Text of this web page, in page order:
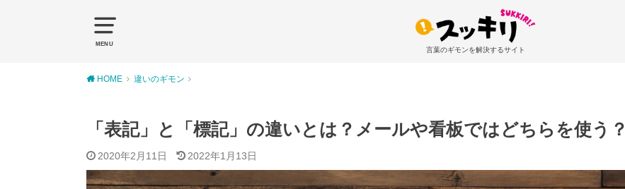
MENU
言葉のギモンを解決するサイト
HOME 違いのギモン
「表記」と「標記」の違いとは？メールや看板ではどちらを使う？
2020年2月11日 2022年1月13日